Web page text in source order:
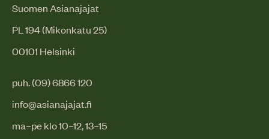
Suomen Asianajajat
PL 194 (Mikonkatu 25)
00101 Helsinki
puh. (09) 6866 120
info@asianajajat.fi
ma–pe klo 10–12, 13–15